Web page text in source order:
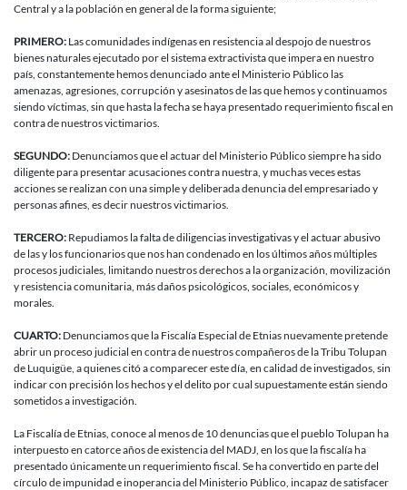
indígenas
de
Central y a la población en general de la forma siguiente;
PRIMERO: Las comunidades indígenas en resistencia al despojo de nuestros
bienes naturales ejecutado por el sistema extractivista que impera en nuestro
país, constantemente hemos denunciado ante el Ministerio Público las
amenazas, agresiones, corrupción y asesinatos de las que hemos y continuamos
siendo víctimas, sin que hasta la fecha se haya presentado requerimiento fiscal en
contra de nuestros victimarios.
SEGUNDO: Denunciamos que el actuar del Ministerio Público siempre ha sido
diligente para presentar acusaciones contra nuestra, y muchas veces estas
acciones se realizan con una simple y deliberada denuncia del empresariado y
personas afines, es decir nuestros victimarios.
TERCERO: Repudiamos la falta de diligencias investigativas y el actuar abusivo
de las y los funcionarios que nos han condenado en los últimos años múltiples
procesos judiciales, limitando nuestros derechos a la organización, movilización
y resistencia comunitaria, más daños psicológicos, sociales, económicos y
morales.
CUARTO: Denunciamos que la Fiscalía Especial de Etnias nuevamente pretende
abrir un proceso judicial en contra de nuestros compañeros de la Tribu Tolupan
de Luquigüe, a quienes citó a comparecer este día, en calidad de investigados, sin
indicar con precisión los hechos y el delito por cual supuestamente están siendo
sometidos a investigación.
La Fiscalía de Etnias, conoce al menos de 10 denuncias que el pueblo Tolupan ha
interpuesto en catorce años de existencia del MADJ, en los que la fiscalía ha
presentado únicamente un requerimiento fiscal. Se ha convertido en parte del
círculo de impunidad e inoperancia del Ministerio Público, incapaz de satisfacer